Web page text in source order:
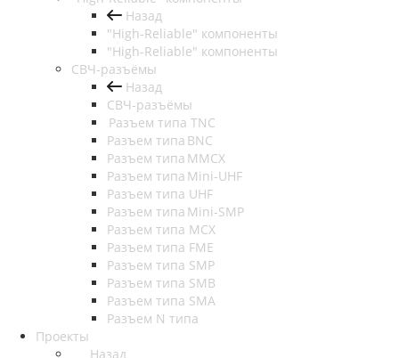
Назад
"High-Reliable" компоненты
"High-Reliable" компоненты
СВЧ-разъёмы
Назад
СВЧ-разъёмы
Разъем типа TNC
Разъем типа BNC
Разъем типа MMCX
Разъем типа Mini-UHF
Разъем типа UHF
Разъем типа Mini-SMP
Разъем типа MCX
Разъем типа FME
Разъем типа SMP
Разъем типа SMB
Разъем типа SMA
Разъем N типа
Проекты
Назад